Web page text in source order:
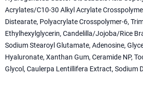
Acrylates/C10-30 Alkyl Acrylate
Distearate, Polyacrylate Crosspolymer-6,
Ethylhexylglycerin, Candelilla/Jojoba/Rice
Sodium Stearoyl Glutamate, Adenosine,
Hyaluronate, Xanthan Gum, Ceramide NP,
Glycol, Caulerpa Lentillifera Extract, Sodium